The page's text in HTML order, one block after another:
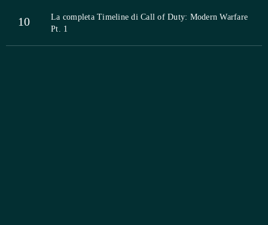
10
La completa Timeline di Call of Duty: Modern Warfare
Pt. 1